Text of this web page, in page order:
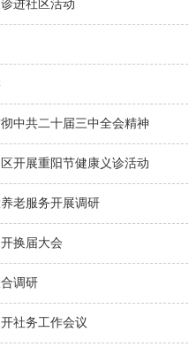
进社区活动
中共二十届三中全会精神
开展重阳节健康义诊活动
老服务开展调研
换届大会
调研
社务工作会议